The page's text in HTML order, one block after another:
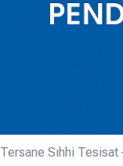
Tersane Sıhhi Tesisat